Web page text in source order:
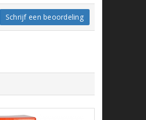
Schrijf een beoordeling